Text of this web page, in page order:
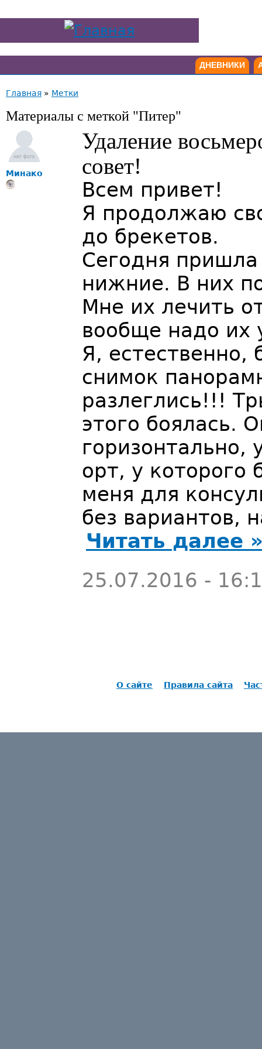
ДНЕВНИКИ
Главная » Метки
Материалы с меткой "Питер"
Минако
Удаление
совет!
Всем привет!
Я продолжаю
до брекетов.
Сегодня пришла
нижние. В них
Мне их лечить
вообще надо их
Я, естественно,
снимок
разлеглись!!!
этого боялась.
орт, у которого
меня для
без вариантов,
Читать далее
25.07.2016 -
О сайте Правила сайта